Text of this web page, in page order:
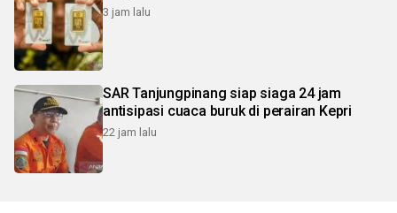
3 jam lalu
SAR Tanjungpinang siap siaga 24 jam
antisipasi cuaca buruk di perairan Kepri
22 jam lalu